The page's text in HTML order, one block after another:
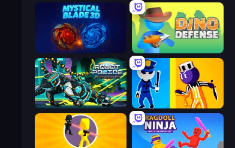
Mystical Blade Dino Defense
Robot Police Iron Panther